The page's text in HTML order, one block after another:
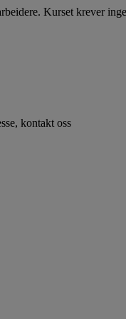
Kurset krever
kontakt oss